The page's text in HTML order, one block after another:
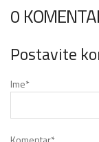
0
Postavite
Ime*